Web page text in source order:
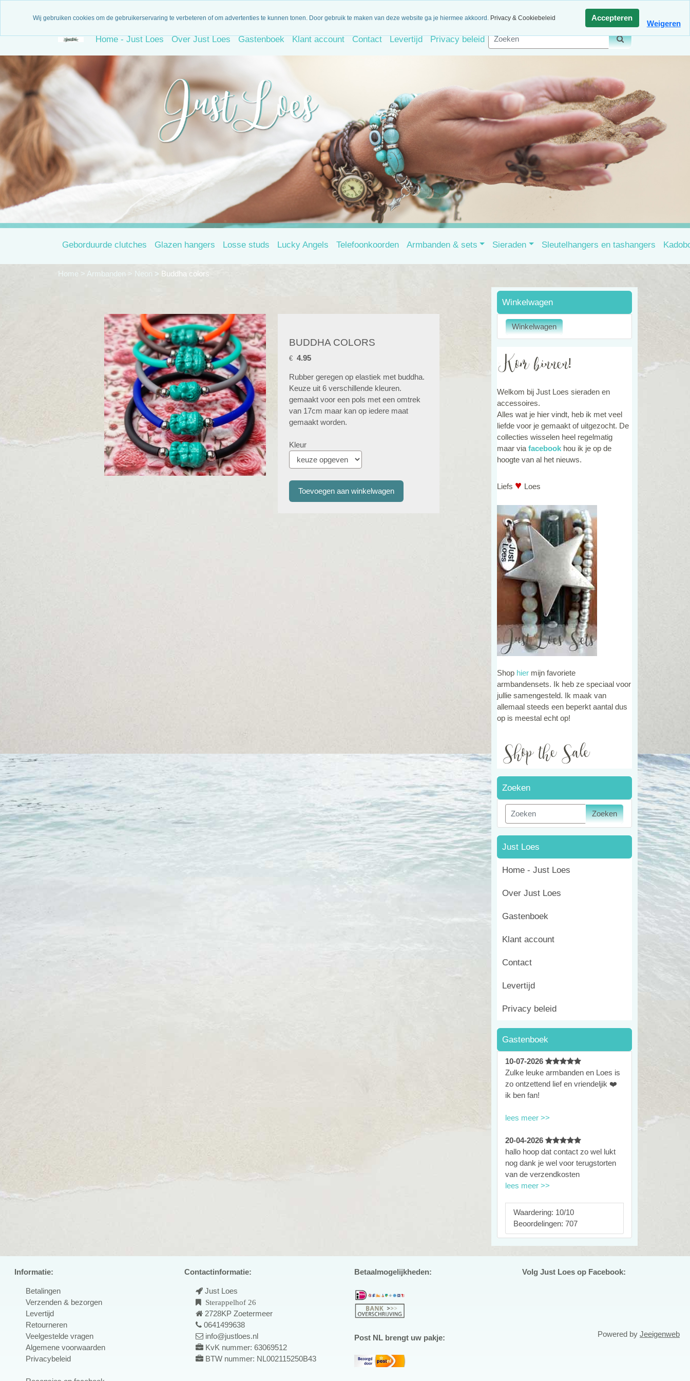
Home - Just Loes Over Just Loes Gastenboek Klant account Contact Levertijd Privacy beleid
Geborduurde clutches Glazen hangers Losse studs Lucky Angels Telefoonkoorden Armbanden & sets Sieraden Sleutelhangers en tashangers
Home > Armbanden > Neon > Buddha colors
BUDDHA COLORS
€ 4.95
Rubber geregen op elastiek met buddha.
Keuze uit 6 verschillende kleuren.
gemaakt voor een pols met een omtrek
van 17cm maar kan op iedere maat
gemaakt worden.
Kleur
Winkelwagen
Welkom bij Just Loes sieraden en
accessoires.
Alles wat je hier vindt, heb ik met veel
liefde voor je gemaakt of uitgezocht. De
collecties wisselen heel regelmatig
maar viafacebook hou ik je op de
hoogte van al het nieuws.
Liefs ♥ Loes
Shop hier mijn favoriete
armbandensets. Ik heb ze speciaal voor
jullie samengesteld. Ik maak van
allemaal steeds een beperkt aantal dus
op is meestal echt op!
Zoeken
Zoeken
Just Loes
Home - Just Loes
Over Just Loes
Gastenboek
Klant account
Contact
Levertijd
Privacy beleid
Gastenboek
10-07-2026
Zulke leuke armbanden en Loes is
zo ontzettend lief en vriendeljik ❤️
ik ben fan!
lees meer >>
20-04-2026
hallo hoop dat contact zo wel lukt
nog dank je wel voor terugstorten
van de verzendkosten
lees meer >>
Waardering: 10/10
Beoordelingen: 707
Informatie:
Betalingen
Verzenden & bezorgen
Levertijd
Retourneren
Veelgestelde vragen
Algemene voorwaarden
Privacybeleid
Contactinformatie:
Just Loes
Sterappelhof 26
2728KP Zoetermeer
0641499638
info@justloes.nl
KvK nummer: 63069512
BTW nummer: NL002115250B43
Betaalmogelijkheden:
Post NL brengt uw pakje:
Volg Just Loes op Facebook:
Powered by Jeeigenweb
Wij gebruiken cookies om de gebruikerservaring te verbeteren of om advertenties te kunnen tonen. Door gebruik te maken van deze website ga je hiermee akkoord. Privacy & Cookiebeleid Accepteren
Weigeren